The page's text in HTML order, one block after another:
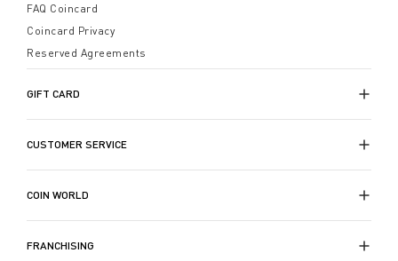
FAQ Coincard
Coincard Privacy
Reserved Agreements
GIFT CARD
CUSTOMER SERVICE
COIN WORLD
FRANCHISING